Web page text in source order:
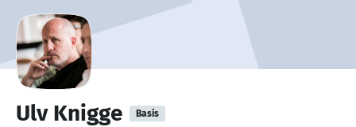
Ulv Knigge Basis